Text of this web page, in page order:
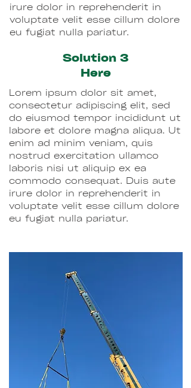
irure dolor in reprehenderit in
voluptate velit esse cillum dolore
eu fugiat nulla pariatur.
Solution 3
Here
Lorem ipsum dolor sit amet,
consectetur adipiscing elit, sed
do eiusmod tempor incididunt ut
labore et dolore magna aliqua. Ut
enim ad minim veniam, quis
nostrud exercitation ullamco
laboris nisi ut aliquip ex ea
commodo consequat. Duis aute
irure dolor in reprehenderit in
voluptate velit esse cillum dolore
eu fugiat nulla pariatur.